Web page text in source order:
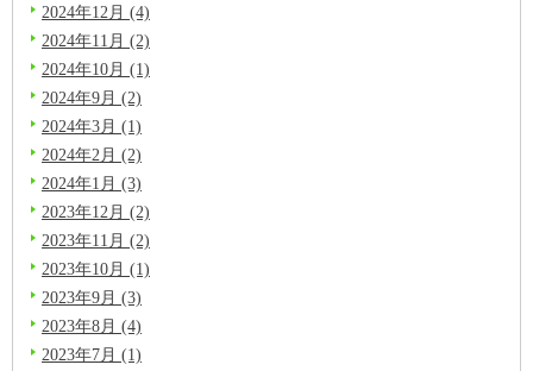
2024年12月 (4)
2024年11月 (2)
2024年10月 (1)
2024年9月 (2)
2024年3月 (1)
2024年2月 (2)
2024年1月 (3)
2023年12月 (2)
2023年11月 (2)
2023年10月 (1)
2023年9月 (3)
2023年8月 (4)
2023年7月 (1)